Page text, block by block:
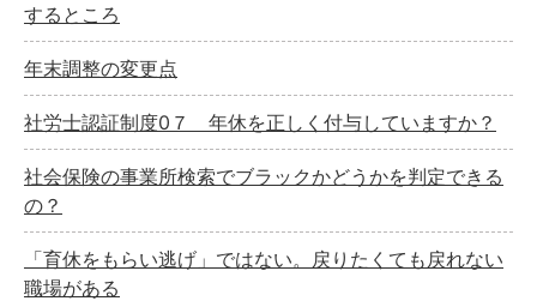
するところ
年末調整の変更点
社労士認証制度0７ 年休を正しく付与していますか？
社会保険の事業所検索でブラックかどうかを判定できる
の？
「育休をもらい逃げ」ではない。戻りたくても戻れない
職場がある